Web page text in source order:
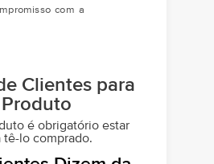
com a
Clientes para
é obrigatório estar
tê-lo comprado.